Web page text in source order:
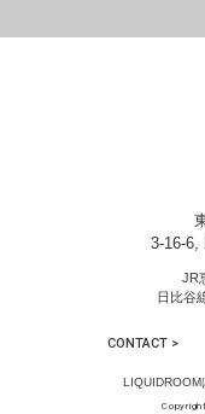
3-16-6,
JR
日比谷
CONTACT >
LIQUIDROOM